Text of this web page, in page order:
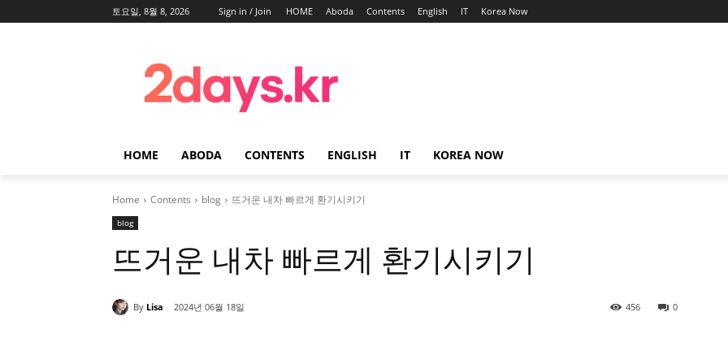
토요일, 8월 8, 2026 Sign in / Join HOME Aboda Contents English IT Korea Now
HOME ABODA CONTENTS ENGLISH IT KOREA NOW
Home Contents blog 뜨거운 내차 빠르게 환기시키기
blog
뜨거운 내차 빠르게 환기시키기
By Lisa 2024년 06월 18일 0
456